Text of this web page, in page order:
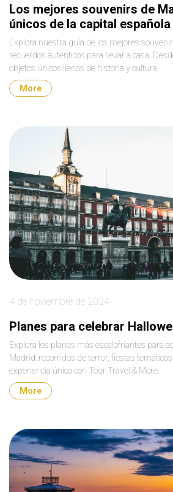
Los mejores souvenirs de
únicos de la capital española
Explora nuestra guía de los mejores
recuerdos auténticos para llevar a casa.
objetos únicos llenos de historia y cultura.
More
4 de noviembre de 2024
Planes para celebrar
Explora los planes más escalofriantes para
Madrid: recorridos de terror, fiestas
experiencia única con Tour Travel & More.
More